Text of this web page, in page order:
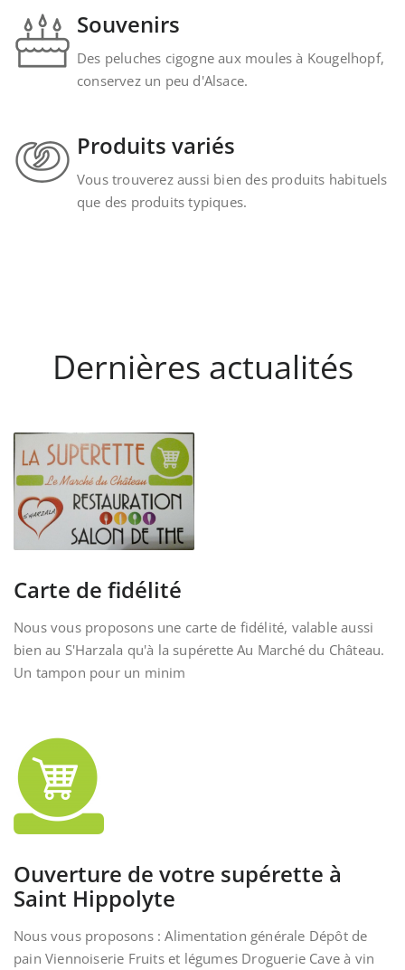
Souvenirs
Des peluches cigogne aux moules à Kougelhopf,
conservez un peu d'Alsace.
Produits variés
Vous trouverez aussi bien des produits habituels
que des produits typiques.
Dernières actualités
Carte de fidélité
Nous vous proposons une carte de fidélité, valable aussi
bien au S'Harzala qu'à la supérette Au Marché du Château.
Un tampon pour un minim
Ouverture de votre supérette à
Saint Hippolyte
Nous vous proposons : Alimentation générale Dépôt de
pain Viennoiserie Fruits et légumes Droguerie Cave à vin